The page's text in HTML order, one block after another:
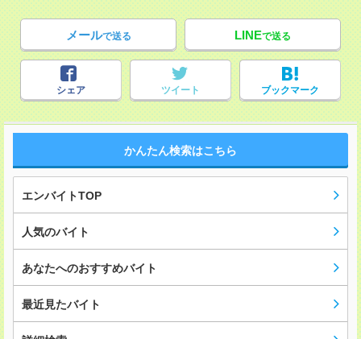
メールで送る LINEで送る
シェア ツイート ブックマーク
かんたん検索はこちら
エンバイトTOP
人気のバイト
あなたへのおすすめバイト
最近見たバイト